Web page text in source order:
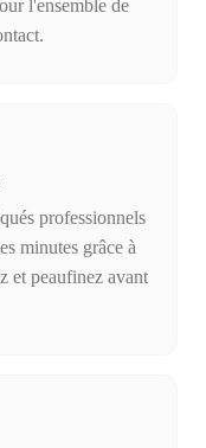
l'ensemble de
professionnels
minutes grâce à
et peaufinez avant